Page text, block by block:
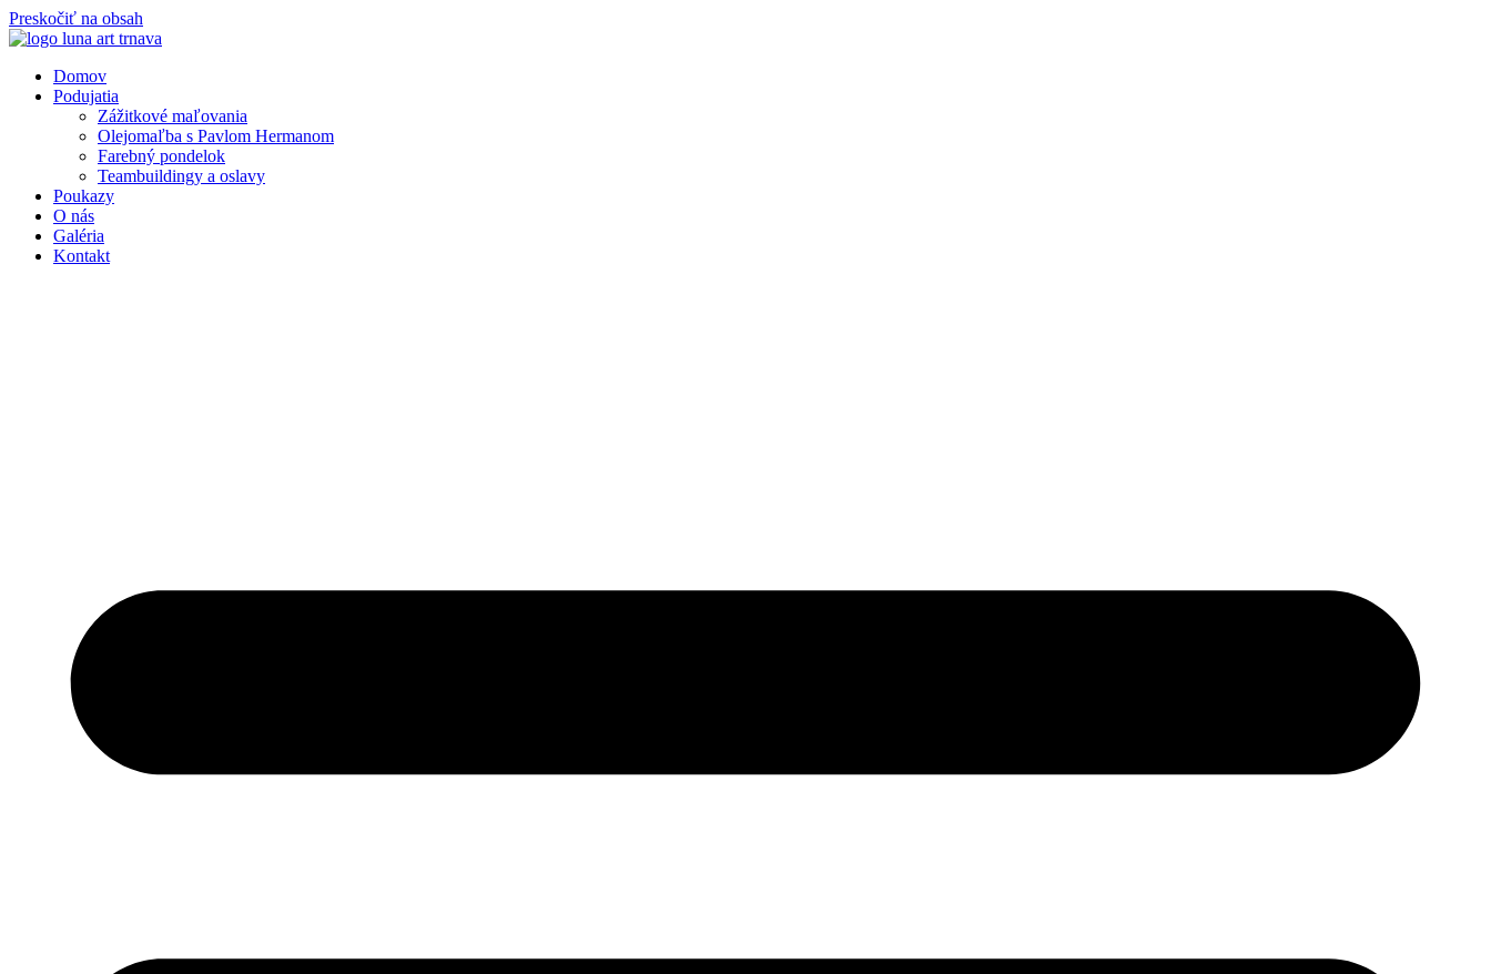
Preskočiť na obsah
Domov
Podujatia
Zážitkové maľovania
Olejomaľba s Pavlom Hermanom
Farebný pondelok
Teambuildingy a oslavy
Poukazy
O nás
Galéria
Kontakt